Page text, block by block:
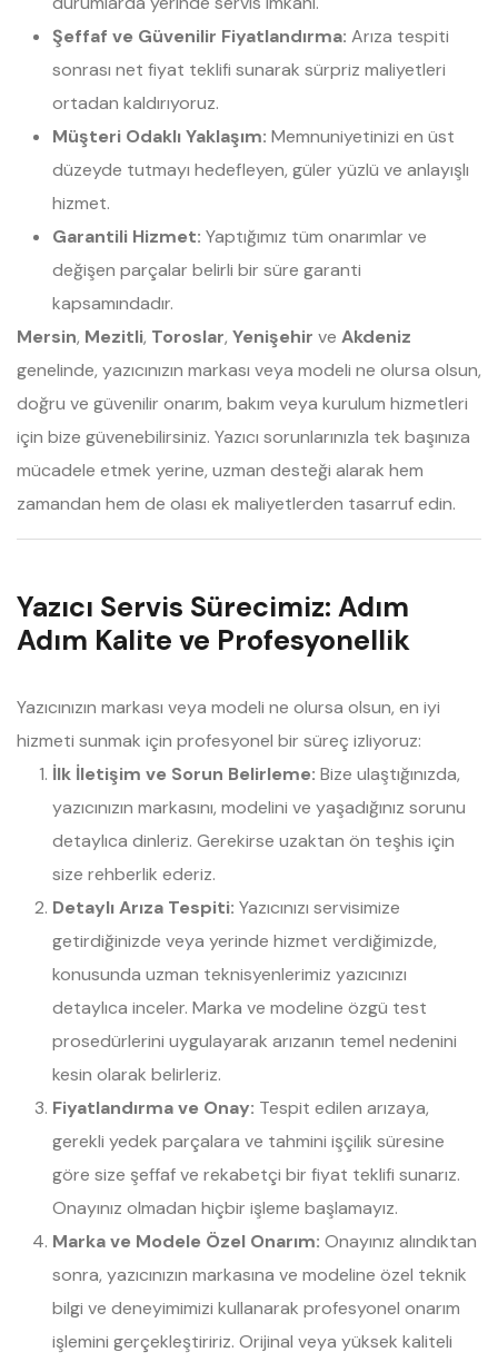
Şeffaf ve Güvenilir Fiyatlandırma: Arıza tespiti
sonrası net fiyat teklifi sunarak sürpriz maliyetleri
ortadan kaldırıyoruz.
Müşteri Odaklı Yaklaşım: Memnuniyetinizi en üst
düzeyde tutmayı hedefleyen, güler yüzlü ve anlayışlı
hizmet.
Garantili Hizmet: Yaptığımız tüm onarımlar ve
değişen parçalar belirli bir süre garanti
kapsamındadır.
Mersin, Mezitli, Toroslar, Yenişehir ve Akdeniz
genelinde, yazıcınızın markası veya modeli ne olursa olsun,
doğru ve güvenilir onarım, bakım veya kurulum hizmetleri
için bize güvenebilirsiniz. Yazıcı sorunlarınızla tek başınıza
mücadele etmek yerine, uzman desteği alarak hem
zamandan hem de olası ek maliyetlerden tasarruf edin.
Yazıcı Servis Sürecimiz: Adım
Adım Kalite ve Profesyonellik
Yazıcınızın markası veya modeli ne olursa olsun, en iyi
hizmeti sunmak için profesyonel bir süreç izliyoruz:
İlk İletişim ve Sorun Belirleme: Bize ulaştığınızda,
yazıcınızın markasını, modelini ve yaşadığınız sorunu
detaylıca dinleriz. Gerekirse uzaktan ön teşhis için
size rehberlik ederiz.
Detaylı Arıza Tespiti: Yazıcınızı servisimize
getirdiğinizde veya yerinde hizmet verdiğimizde,
konusunda uzman teknisyenlerimiz yazıcınızı
detaylıca inceler. Marka ve modeline özgü test
prosedürlerini uygulayarak arızanın temel nedenini
kesin olarak belirleriz.
Fiyatlandırma ve Onay: Tespit edilen arızaya,
gerekli yedek parçalara ve tahmini işçilik süresine
göre size şeffaf ve rekabetçi bir fiyat teklifi sunarız.
Onayınız olmadan hiçbir işleme başlamayız.
Marka ve Modele Özel Onarım: Onayınız alındıktan
sonra, yazıcınızın markasına ve modeline özel teknik
bilgi ve deneyimimizi kullanarak profesyonel onarım
işlemini gerçekleştiririz. Orijinal veya yüksek kaliteli